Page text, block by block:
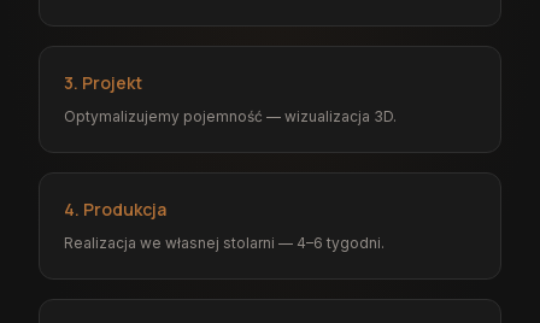
3. Projekt
Optymalizujemy pojemność — wizualizacja 3D.
4. Produkcja
Realizacja we własnej stolarni — 4–6 tygodni.